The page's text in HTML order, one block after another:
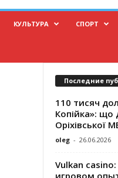
КУЛЬТУРА СПОРТ
Последние
110 тисяч
Копійка»: що
Оріхівської
oleg - 26.06.2026
Vulkan
игровом